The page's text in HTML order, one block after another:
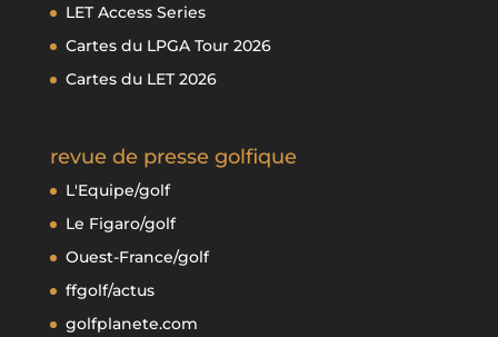
LET Access Series
Cartes du LPGA Tour 2026
Cartes du LET 2026
revue de presse golfique
L'Equipe/golf
Le Figaro/golf
Ouest-France/golf
ffgolf/actus
golfplanete.com